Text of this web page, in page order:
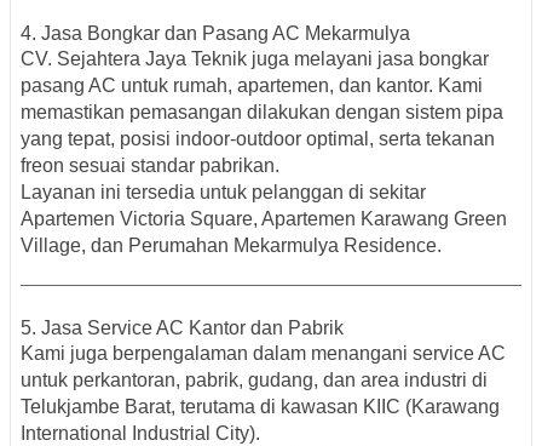
4. Jasa Bongkar dan Pasang AC Mekarmulya
CV. Sejahtera Jaya Teknik juga melayani jasa bongkar
pasang AC untuk rumah, apartemen, dan kantor. Kami
memastikan pemasangan dilakukan dengan sistem pipa
yang tepat, posisi indoor-outdoor optimal, serta tekanan
freon sesuai standar pabrikan.
Layanan ini tersedia untuk pelanggan di sekitar
Apartemen Victoria Square, Apartemen Karawang Green
Village, dan Perumahan Mekarmulya Residence.
5. Jasa Service AC Kantor dan Pabrik
Kami juga berpengalaman dalam menangani service AC
untuk perkantoran, pabrik, gudang, dan area industri di
Telukjambe Barat, terutama di kawasan KIIC (Karawang
International Industrial City).